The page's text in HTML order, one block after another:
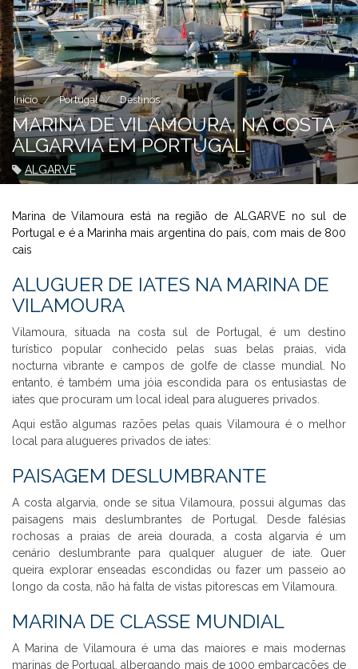
Início Portugal Destinos
MARINA DE VILAMOURA, NA COSTA
ALGARVIA EM PORTUGAL
ALGARVE
Marina de Vilamoura está na região de ALGARVE no sul de
Portugal e é a Marinha mais argentina do país, com mais de 800
cais
ALUGUER DE IATES NA MARINA DE
VILAMOURA
Vilamoura, situada na costa sul de Portugal, é um destino
turístico popular conhecido pelas suas belas praias, vida
nocturna vibrante e campos de golfe de classe mundial. No
entanto, é também uma jóia escondida para os entusiastas de
iates que procuram um local ideal para alugueres privados.
Aqui estão algumas razões pelas quais Vilamoura é o melhor
local para alugueres privados de iates:
PAISAGEM DESLUMBRANTE
A costa algarvia, onde se situa Vilamoura, possui algumas das
paisagens mais deslumbrantes de Portugal. Desde falésias
rochosas a praias de areia dourada, a costa algarvia é um
cenário deslumbrante para qualquer aluguer de iate. Quer
queira explorar enseadas escondidas ou fazer um passeio ao
longo da costa, não há falta de vistas pitorescas em Vilamoura.
MARINA DE CLASSE MUNDIAL
A Marina de Vilamoura é uma das maiores e mais modernas
marinas de Portugal, albergando mais de 1000 embarcações de